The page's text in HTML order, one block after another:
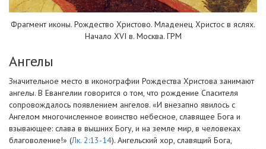
Фрагмент иконы. Рождество Христово. Младенец Христос в яслях.
Начало XVI в. Москва. ГРМ
Ангелы
Значительное место в иконографии Рождества Христова занимают
ангелы. В Евангелии говорится о том, что рождение Спасителя
сопровождалось появлением ангелов. «И внезапно явилось с
Ангелом многочисленное воинство небесное, славящее Бога и
взывающее: слава в вышних Богу, и на земле мир, в человеках
благоволение!» (Лк. 2:13-14). Ангельский хор, славящий Бога,